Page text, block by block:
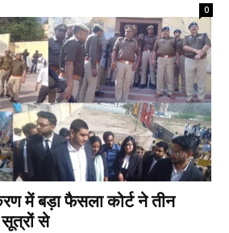
0
में बड़ा फैसला कोर्ट ने तीन
सूत्रों से